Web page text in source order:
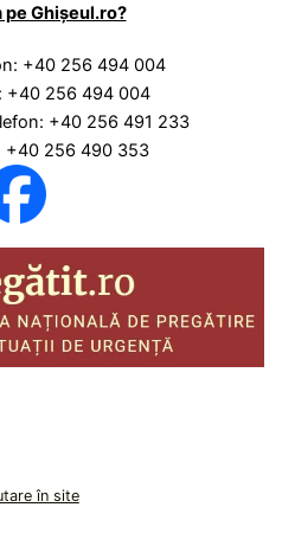
pe Ghișeul.ro?
+40 256 494 004
+40 256 494 004
+40 256 491 233
+40 256 490 353
în site